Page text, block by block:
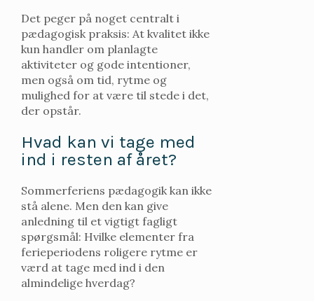
Det peger på noget centralt i
pædagogisk praksis: At kvalitet ikke
kun handler om planlagte
aktiviteter og gode intentioner,
men også om tid, rytme og
mulighed for at være til stede i det,
der opstår.
Hvad kan vi tage med
ind i resten af året?
Sommerferiens pædagogik kan ikke
stå alene. Men den kan give
anledning til et vigtigt fagligt
spørgsmål: Hvilke elementer fra
ferieperiodens roligere rytme er
værd at tage med ind i den
almindelige hverdag?